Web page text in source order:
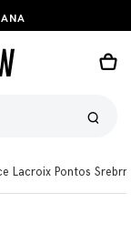
Lacroix Pontos